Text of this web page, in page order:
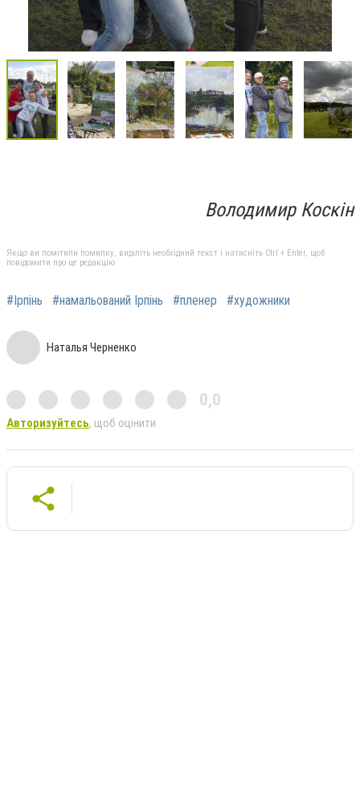
Володимир Коскін
Якщо ви помітили помилку, виділіть необхідний текст і натисніть Ctrl + Enter, щоб
повідомити про це редакцію
#Ірпінь #намальований Ірпінь #пленер #художники
Наталья Черненко
0,0
Авторизуйтесь, щоб оцінити